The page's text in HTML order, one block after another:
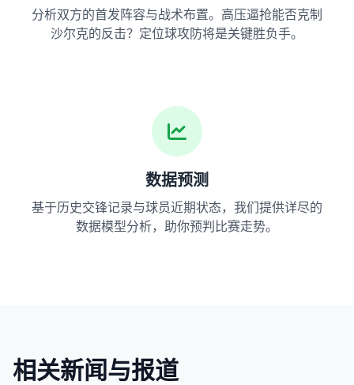
分析双方的首发阵容与战术布置。高压逼抢能否克制
沙尔克的反击？定位球攻防将是关键胜负手。
数据预测
基于历史交锋记录与球员近期状态，我们提供详尽的
数据模型分析，助你预判比赛走势。
相关新闻与报道